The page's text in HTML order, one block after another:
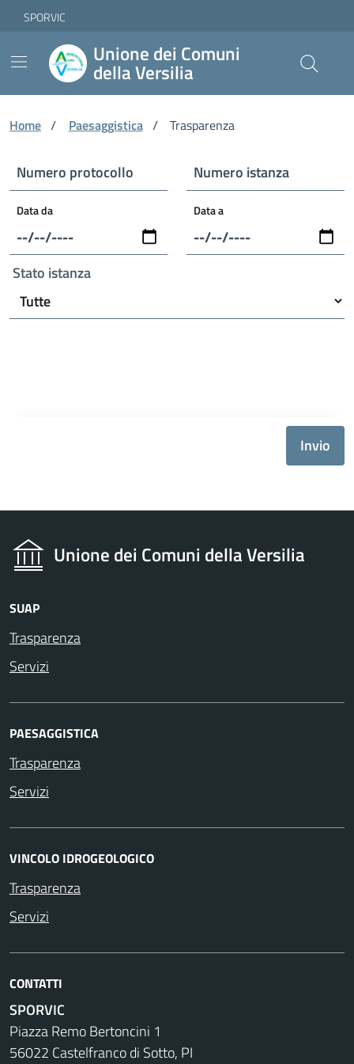
Skip to Main Content
Vai ai contenuti
Vai al footer
SPORVIC
Unione dei Comuni
della Versilia
Home / Paesaggistica / Trasparenza
Numero protocollo Numero istanza
Data da Data a
Stato istanza
Invio
Unione dei Comuni della Versilia
SUAP
Trasparenza
Servizi
PAESAGGISTICA
Trasparenza
Servizi
VINCOLO IDROGEOLOGICO
Trasparenza
Servizi
CONTATTI
SPORVIC
Piazza Remo Bertoncini 1
56022 Castelfranco di Sotto, PI